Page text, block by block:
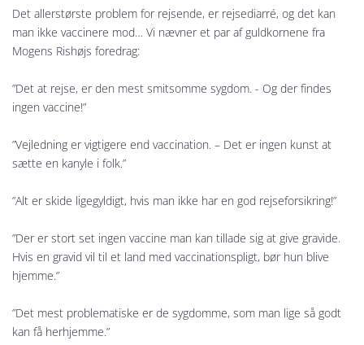
Det allerstørste problem for rejsende, er rejsediarré, og det kan
man ikke vaccinere mod… Vi nævner et par af guldkornene fra
Mogens Rishøjs foredrag:
”Det at rejse, er den mest smitsomme sygdom. - Og der findes
ingen vaccine!”
”Vejledning er vigtigere end vaccination. – Det er ingen kunst at
sætte en kanyle i folk.”
”Alt er skide ligegyldigt, hvis man ikke har en god rejseforsikring!”
”Der er stort set ingen vaccine man kan tillade sig at give gravide.
Hvis en gravid vil til et land med vaccinationspligt, bør hun blive
hjemme.”
”Det mest problematiske er de sygdomme, som man lige så godt
kan få herhjemme.”